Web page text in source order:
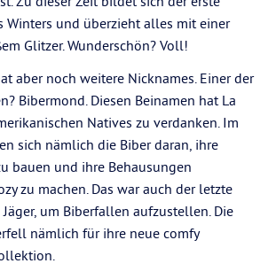
Winters und überzieht alles mit einer
Glitzer. Wunderschön? Voll!
aber noch weitere Nicknames. Einer der
Bibermond. Diesen Beinamen hat La
Natives zu verdanken. Im
sich nämlich die Biber daran, ihre
bauen und ihre Behausungen
zu machen. Das war auch der letzte
um Biberfallen aufzustellen. Die
nämlich für ihre neue comfy